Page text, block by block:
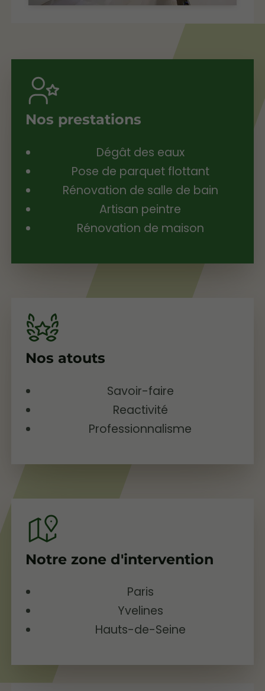
Nos prestations
Dégât des eaux
Pose de parquet flottant
Rénovation de salle de bain
Artisan peintre
Rénovation de maison
Nos atouts
Savoir-faire
Reactivité
Professionnalisme
Notre zone d'intervention
Paris
Yvelines
Hauts-de-Seine